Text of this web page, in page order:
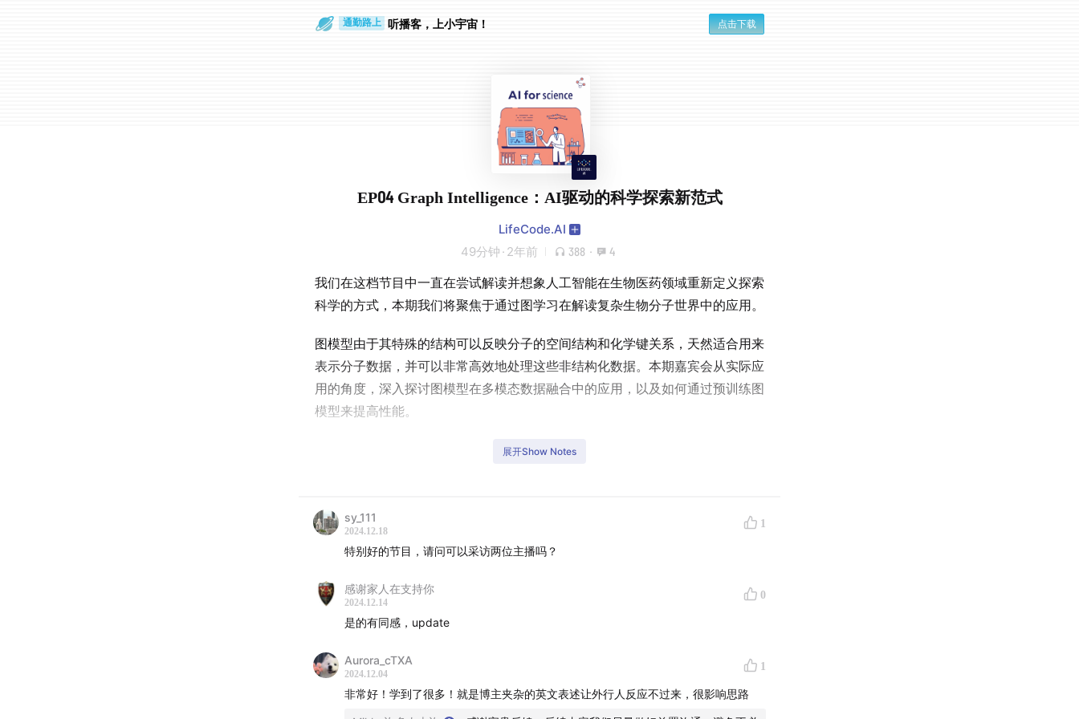
通勤路上 听播客，上小宇宙！ 点击下载
EP04 Graph Intelligence：AI驱动的科学探索新范式
LifeCode.AI
49分钟 · 2年前 388 · 4
我们在这档节目中一直在尝试解读并想象人工智能在生物医药领域重新定义探索
科学的方式，本期我们将聚焦于通过图学习在解读复杂生物分子世界中的应用。
图模型由于其特殊的结构可以反映分子的空间结构和化学键关系，天然适合用来
表示分子数据，并可以非常高效地处理这些非结构化数据。本期嘉宾会从实际应
用的角度，深入探讨图模型在多模态数据融合中的应用，以及如何通过预训练图
模型来提高性能。
如果你想要进一步了解图模型或AI4Science，可以下滑参考嘉宾推荐的一些在
听前提醒：
背景的知识的话听起来会比较轻松，也可以参考下面shownotes中对于一些图
学习概念的简单介绍
【嘉宾介绍】
Camille, 香港中文大学CS PHD博士在读
研究方向：AI4Science and Graph Learning
展开Show Notes
sy_111
2024.12.18
1
特别好的节目，请问可以采访两位主播吗？
感谢家人在支持你
2024.12.14
0
是的有同感，update
Aurora_cTXA
2024.12.04
1
非常好！学到了很多！就是博主夹杂的英文表述让外行人反应不过来，很影响思路